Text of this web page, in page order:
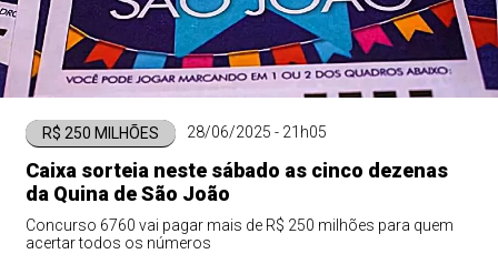
R$ 250 MILHÕES 28/06/2025 - 21h05
Caixa sorteia neste sábado as cinco dezenas
da Quina de São João
Concurso 6760 vai pagar mais de R$ 250 milhões para quem
acertar todos os números